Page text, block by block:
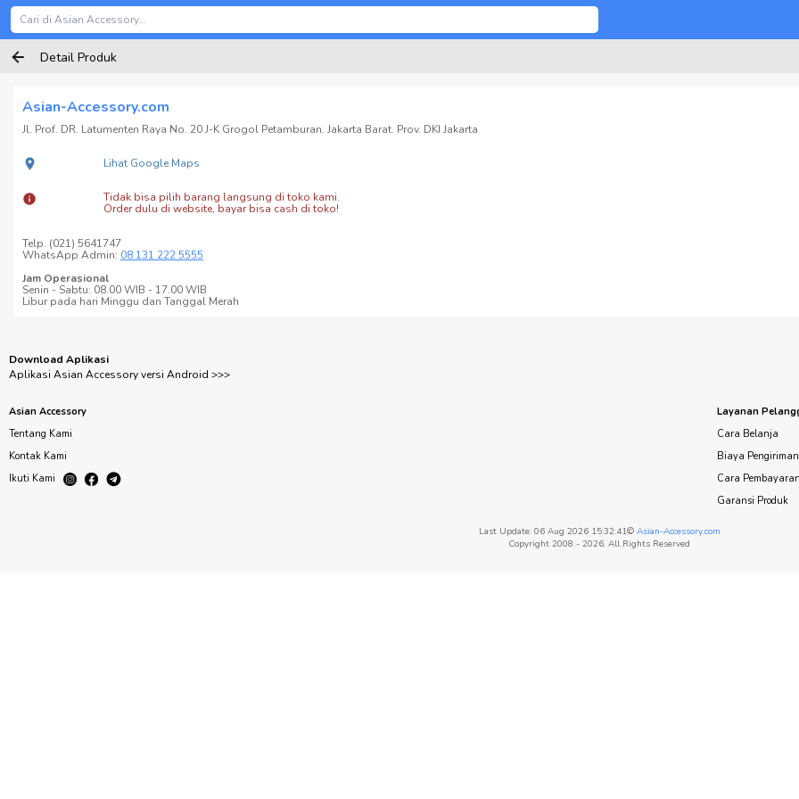
Detail Produk
Asian-Accessory.com
Jl. Prof. DR. Latumenten Raya No. 20 J-K Grogol Petamburan. Jakarta Barat. Prov. DKI Jakarta
Lihat Google Maps
Tidak bisa pilih barang langsung di toko kami.
Order dulu di website, bayar bisa cash di toko!
Telp. (021) 5641747
WhatsApp Admin: 08 131 222 5555
Jam Operasional
Senin - Sabtu: 08.00 WIB - 17.00 WIB
Libur pada hari Minggu dan Tanggal Merah
Download Aplikasi
Aplikasi Asian Accessory versi Android >>>
Asian Accessory
Tentang Kami
Kontak Kami
Ikuti Kami
Layanan
Cara Belanja
Biaya Pengiriman
Cara
Garansi Produk
Last Update: 06 Aug 2026 15:32:41© Asian-Accessory.com
Copyright 2008 - 2026. All Rights Reserved